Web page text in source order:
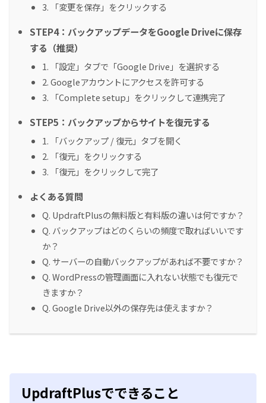
3. 「変更を保存」をクリックする
STEP4：バックアップデータをGoogle Driveに保存
する（推奨）
1. 「設定」タブで「Google Drive」を選択する
2. Googleアカウントにアクセスを許可する
3. 「Complete setup」をクリックして連携完了
STEP5：バックアップからサイトを復元する
1. 「バックアップ / 復元」タブを開く
2. 「復元」をクリックする
3. 「復元」をクリックして完了
よくある質問
Q. UpdraftPlusの無料版と有料版の違いは何ですか？
Q. バックアップはどのくらいの頻度で取ればいいです
か？
Q. サーバーの自動バックアップがあれば不要ですか？
Q. WordPressの管理画面に入れない状態でも復元で
きますか？
Q. Google Drive以外の保存先は使えますか？
UpdraftPlusでできること